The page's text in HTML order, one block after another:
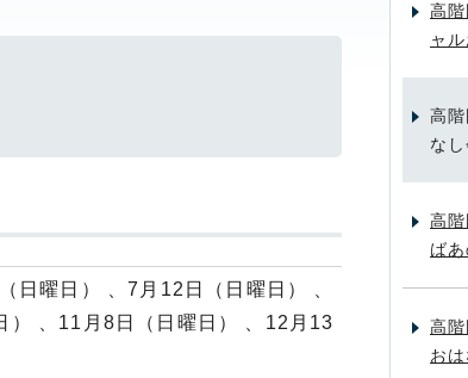
日曜日） 、7月12日（日曜日） 、
） 、11月8日（日曜日） 、12月13
高
ャ
高
なし
高
ば
高
お